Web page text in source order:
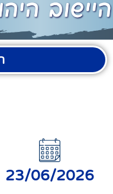
23/06/2026